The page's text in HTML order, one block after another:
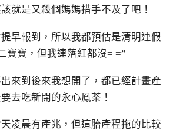
就是又殺個媽媽措手不及了吧！
早報到，所以我都預估是清明連假
寶寶，但我連落紅都沒= =”
來到後來我想開了，都已經計畫產
去吃新開的永心鳳茶！
凌晨有產兆，但這胎產程拖的比較